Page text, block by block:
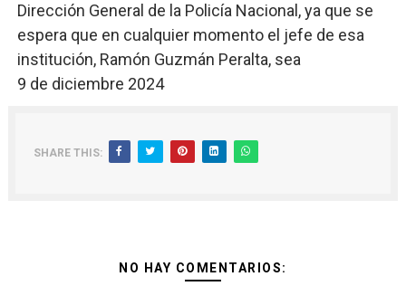
Dirección General de la Policía Nacional, ya que se
espera que en cualquier momento el jefe de esa
institución, Ramón Guzmán Peralta, sea
9 de diciembre 2024
SHARE THIS:
NO HAY COMENTARIOS: